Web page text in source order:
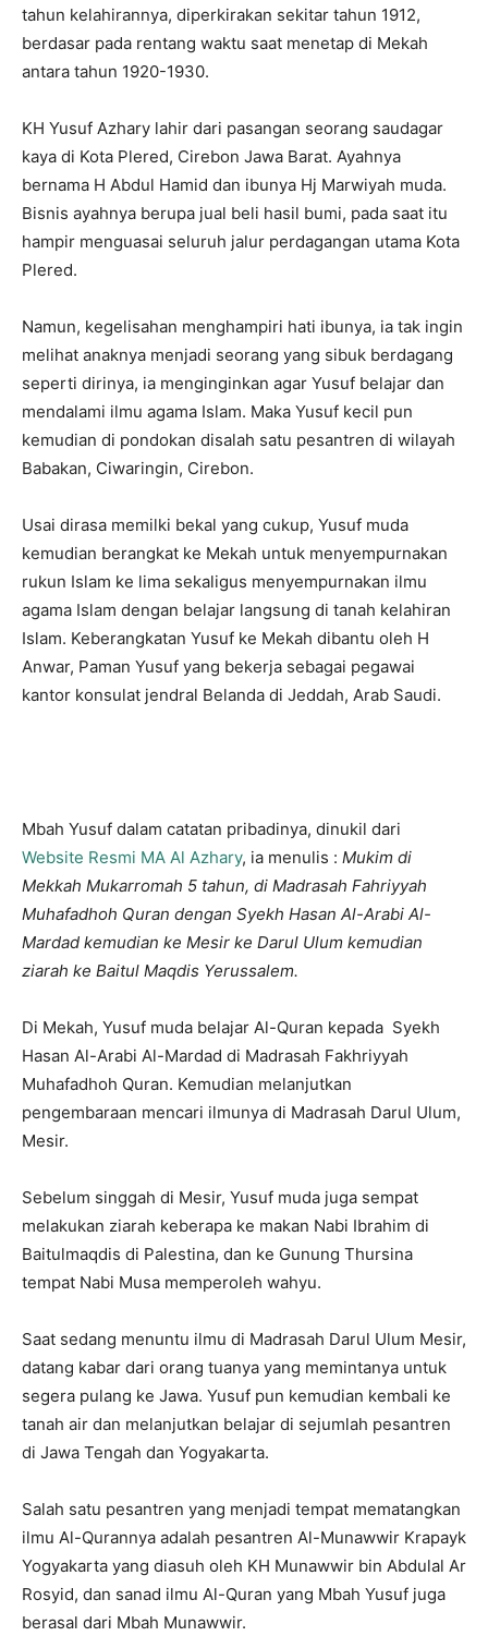
tahun kelahirannya, diperkirakan sekitar tahun 1912,
berdasar pada rentang waktu saat menetap di Mekah
antara tahun 1920-1930.
KH Yusuf Azhary lahir dari pasangan seorang saudagar
kaya di Kota Plered, Cirebon Jawa Barat. Ayahnya
bernama H Abdul Hamid dan ibunya Hj Marwiyah muda.
Bisnis ayahnya berupa jual beli hasil bumi, pada saat itu
hampir menguasai seluruh jalur perdagangan utama Kota
Plered.
Namun, kegelisahan menghampiri hati ibunya, ia tak ingin
melihat anaknya menjadi seorang yang sibuk berdagang
seperti dirinya, ia menginginkan agar Yusuf belajar dan
mendalami ilmu agama Islam. Maka Yusuf kecil pun
kemudian di pondokan disalah satu pesantren di wilayah
Babakan, Ciwaringin, Cirebon.
Usai dirasa memilki bekal yang cukup, Yusuf muda
kemudian berangkat ke Mekah untuk menyempurnakan
rukun Islam ke lima sekaligus menyempurnakan ilmu
agama Islam dengan belajar langsung di tanah kelahiran
Islam. Keberangkatan Yusuf ke Mekah dibantu oleh H
Anwar, Paman Yusuf yang bekerja sebagai pegawai
kantor konsulat jendral Belanda di Jeddah, Arab Saudi.
Mbah Yusuf dalam catatan pribadinya, dinukil dari
Website Resmi MA Al Azhary, ia menulis : Mukim di
Mekkah Mukarromah 5 tahun, di Madrasah Fahriyyah
Muhafadhoh Quran dengan Syekh Hasan Al-Arabi Al-
Mardad kemudian ke Mesir ke Darul Ulum kemudian
ziarah ke Baitul Maqdis Yerussalem.
Di Mekah, Yusuf muda belajar Al-Quran kepada Syekh
Hasan Al-Arabi Al-Mardad di Madrasah Fakhriyyah
Muhafadhoh Quran. Kemudian melanjutkan
pengembaraan mencari ilmunya di Madrasah Darul Ulum,
Mesir.
Sebelum singgah di Mesir, Yusuf muda juga sempat
melakukan ziarah keberapa ke makan Nabi Ibrahim di
Baitulmaqdis di Palestina, dan ke Gunung Thursina
tempat Nabi Musa memperoleh wahyu.
Saat sedang menuntu ilmu di Madrasah Darul Ulum Mesir,
datang kabar dari orang tuanya yang memintanya untuk
segera pulang ke Jawa. Yusuf pun kemudian kembali ke
tanah air dan melanjutkan belajar di sejumlah pesantren
di Jawa Tengah dan Yogyakarta.
Salah satu pesantren yang menjadi tempat mematangkan
ilmu Al-Qurannya adalah pesantren Al-Munawwir Krapayk
Yogyakarta yang diasuh oleh KH Munawwir bin Abdulal Ar
Rosyid, dan sanad ilmu Al-Quran yang Mbah Yusuf juga
berasal dari Mbah Munawwir.